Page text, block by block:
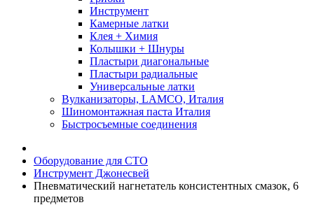
Инструмент
Камерные латки
Клея + Химия
Колышки + Шнуры
Пластыри диагональные
Пластыри радиальные
Универсальные латки
Вулканизаторы, LAMCO, Италия
Шиномонтажная паста Италия
Быстросъемные соединения
Оборудование для СТО
Инструмент Джонесвей
Пневматический нагнетатель консистентных смазок, 6
предметов